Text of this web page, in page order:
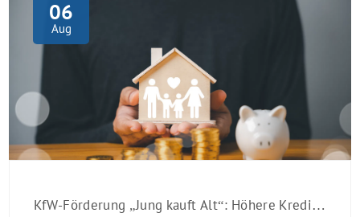
06
Aug
KfW-Förderung „Jung kauft Alt“: Höhere Kredite ab August 2026